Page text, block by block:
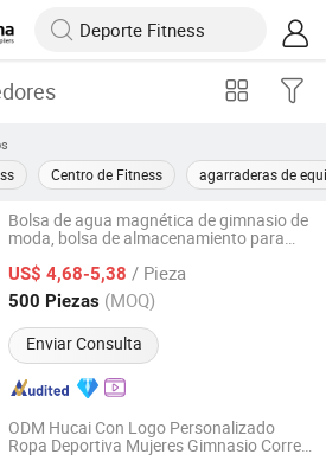
Centro de Fitness agarraderas de
Bolsa de agua magnética de gimnasio de
moda, bolsa de almacenamiento para
cruzada portátil parafitness
US$ 4,68-5,38 / Pieza
500 Piezas (MOQ)
Enviar Consulta
Co., Ltd.
Desde 2012
ODM Hucai Con Logo Personalizado
Ropa Deportiva Mujeres Gimnasio Correr
Garment Co., Ltd.